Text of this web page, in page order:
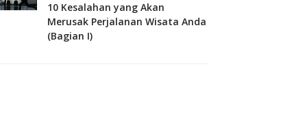
10 Kesalahan yang Akan
Merusak Perjalanan Wisata Anda
(Bagian I)